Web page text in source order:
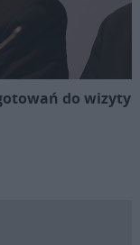
do wizyty